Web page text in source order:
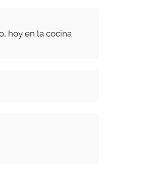
hoy en la cocina